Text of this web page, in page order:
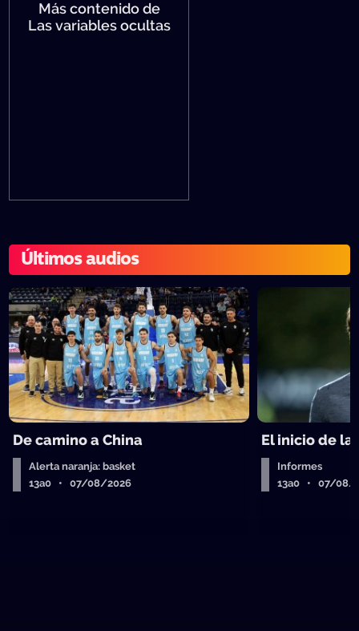
Más contenido de
Las variables ocultas
Últimos audios
De camino a China
Alerta naranja: basket
13a0 • 07/08/2026
El inicio de la
Informes
13a0 • 07/08/